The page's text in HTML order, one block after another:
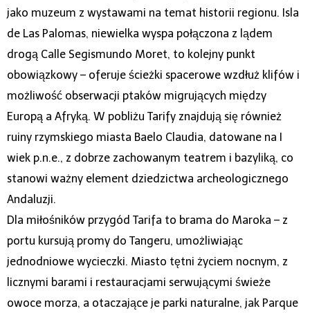
jako muzeum z wystawami na temat historii regionu. Isla
de Las Palomas, niewielka wyspa połączona z lądem
drogą Calle Segismundo Moret, to kolejny punkt
obowiązkowy – oferuje ścieżki spacerowe wzdłuż klifów i
możliwość obserwacji ptaków migrujących między
Europą a Afryką. W pobliżu Tarify znajdują się również
ruiny rzymskiego miasta Baelo Claudia, datowane na I
wiek p.n.e., z dobrze zachowanym teatrem i bazyliką, co
stanowi ważny element dziedzictwa archeologicznego
Andaluzji.
Dla miłośników przygód Tarifa to brama do Maroka – z
portu kursują promy do Tangeru, umożliwiając
jednodniowe wycieczki. Miasto tętni życiem nocnym, z
licznymi barami i restauracjami serwującymi świeże
owoce morza, a otaczające je parki naturalne, jak Parque